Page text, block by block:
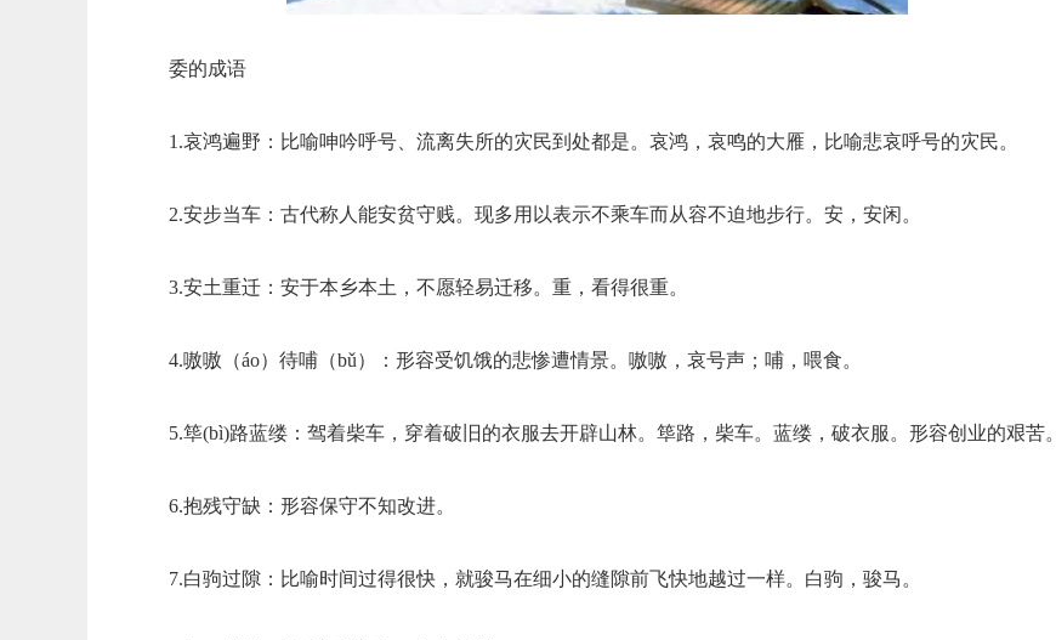
委的成语
1.哀鸿遍野：比喻呻吟呼号、流离失所的灾民到处都是。哀鸿，哀鸣的大雁，比喻悲哀呼号的灾民。
2.安步当车：古代称人能安贫守贱。现多用以表示不乘车而从容不迫地步行。安，安闲。
3.安土重迁：安于本乡本土，不愿轻易迁移。重，看得很重。
4.嗷嗷（áo）待哺（bǔ）：形容受饥饿的悲惨遭情景。嗷嗷，哀号声；哺，喂食。
5.筚(bì)路蓝缕：驾着柴车，穿着破旧的衣服去开辟山林。筚路，柴车。蓝缕，破衣服。形容创业的艰苦。
6.抱残守缺：形容保守不知改进。
7.白驹过隙：比喻时间过得很快，就骏马在细小的缝隙前飞快地越过一样。白驹，骏马。